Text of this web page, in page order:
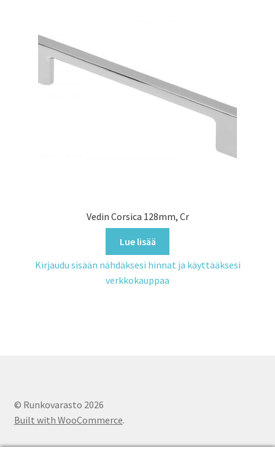
Vedin Corsica 128mm, Cr
Lue lisää
Kirjaudu sisään nähdäksesi hinnat ja käyttääksesi
verkkokauppaa
© Runkovarasto 2026
Built with WooCommerce.